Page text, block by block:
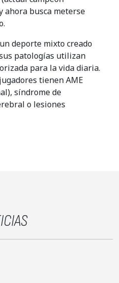
ahora busca meterse
deporte mixto creado
patologías utilizan
para la vida diaria.
tienen AME
síndrome de
o lesiones